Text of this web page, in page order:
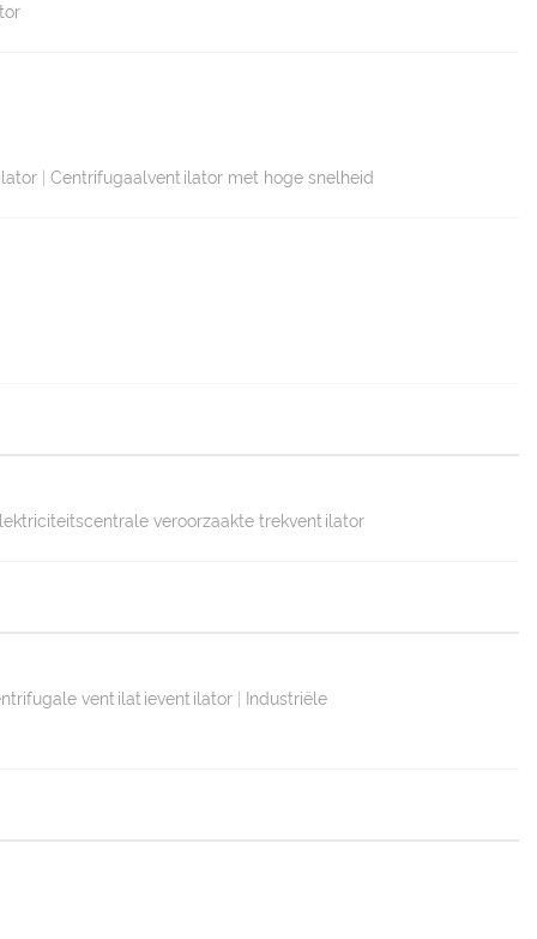
| Centrifugaalventilator met hoge snelheid
veroorzaakte trekventilator
ventilatieventilator | Industriële